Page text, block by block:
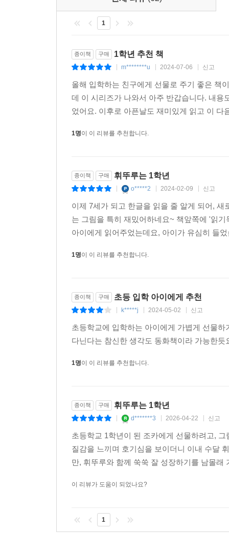
소재들이 이야기 속에 잘 표현되어 있다. 오랜 시
싶어 하는 다양한 지식들이 풍부하다. 메리 폽 어
섬의 동굴에서 생활했고, 이라크, 이란, 네팔 등
수많은 어린이 독자와 만나고 있고 그 진정성 덕
1
종이책 구매 1학년 추천 책
m********u 2024-07-06 신고
올해 입학하는 친구에게 선물로 주기 좋은 책
데 이 시리즈가 나와서 아주 반갑습니다. 내용
었어요. 이후로 아픈날도 재미있게 읽고 이
1명이 이 리뷰를 추천합니다.
종이책 구매 휘뚜루는 1학년
o*****2 2024-02-09 신고
이제 7세가 되고 한글을 읽을 줄 알게 되어,
는 그림을 특히 재밌어하네요~ 책앞쪽에 '읽
아이에게 읽어주었는데요, 아이가 유심히 들
1명이 이 리뷰를 추천합니다.
종이책 구매 초등 입학 아이에게 추천
k*****j 2024-05-02 신고
초등학교에 입학하는 아이에게 가볍게 선물
다닌다는 참신한 생각도 동화책이라 가능한
1명이 이 리뷰를 추천합니다.
종이책 구매 휘뚜루는 1학년
d*******3 2026-04-22 신고
초등학교 1학년이 된 조카에게 선물하려고,
질감을 느끼며 호기심을 보이더니 이내 수달
만, 휘뚜루와 함께 쑥쑥 잘 성장하기를 남몰래
이 리뷰가 도움이 되었나요?
1